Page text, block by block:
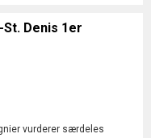
St. Denis 1er
vurderer særdeles